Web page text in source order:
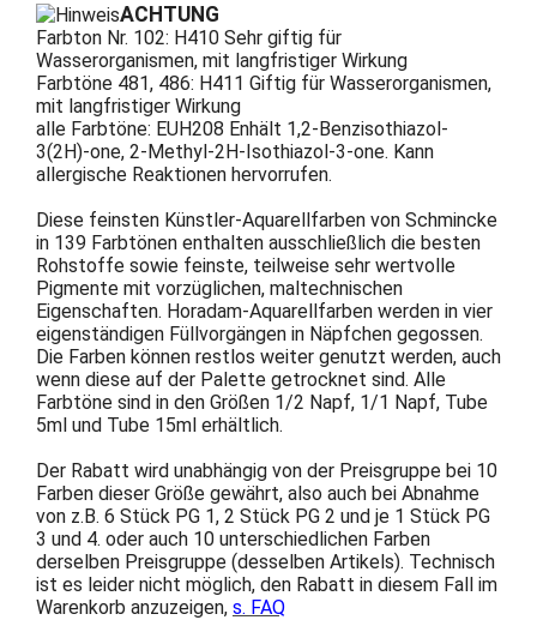
ACHTUNG
Farbton Nr. 102: H410 Sehr giftig für
Wasserorganismen, mit langfristiger Wirkung
Farbtöne 481, 486: H411 Giftig für Wasserorganismen,
mit langfristiger Wirkung
alle Farbtöne: EUH208 Enhält 1,2-Benzisothiazol-
3(2H)-one, 2-Methyl-2H-Isothiazol-3-one. Kann
allergische Reaktionen hervorrufen.
Diese feinsten Künstler-Aquarellfarben von Schmincke
in 139 Farbtönen enthalten ausschließlich die besten
Rohstoffe sowie feinste, teilweise sehr wertvolle
Pigmente mit vorzüglichen, maltechnischen
Eigenschaften. Horadam-Aquarellfarben werden in vier
eigenständigen Füllvorgängen in Näpfchen gegossen.
Die Farben können restlos weiter genutzt werden, auch
wenn diese auf der Palette getrocknet sind. Alle
Farbtöne sind in den Größen 1/2 Napf, 1/1 Napf, Tube
5ml und Tube 15ml erhältlich.
Der Rabatt wird unabhängig von der Preisgruppe bei 10
Farben dieser Größe gewährt, also auch bei Abnahme
von z.B. 6 Stück PG 1, 2 Stück PG 2 und je 1 Stück PG
3 und 4. oder auch 10 unterschiedlichen Farben
derselben Preisgruppe (desselben Artikels). Technisch
ist es leider nicht möglich, den Rabatt in diesem Fall im
Warenkorb anzuzeigen, s. FAQ